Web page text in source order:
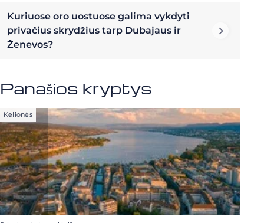
Kuriuose oro uostuose galima vykdyti
privačius skrydžius tarp Dubajaus ir
Ženevos?
Panašios kryptys
Kelionės